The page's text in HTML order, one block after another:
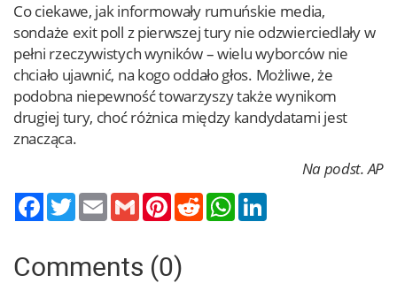
Co ciekawe, jak informowały rumuńskie media,
sondaże exit poll z pierwszej tury nie odzwierciedlały w
pełni rzeczywistych wyników – wielu wyborców nie
chciało ujawnić, na kogo oddało głos. Możliwe, że
podobna niepewność towarzyszy także wynikom
drugiej tury, choć różnica między kandydatami jest
znacząca.
Na podst. AP
TwitterEmail Gmail PinterestReddit WhatsApp
Comments (0)